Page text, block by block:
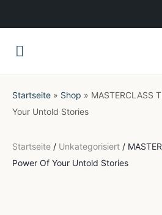
Startseite » Shop » MASTERCLASS
Your Untold Stories
Startseite / Unkategorisiert /
Power Of Your Untold Stories